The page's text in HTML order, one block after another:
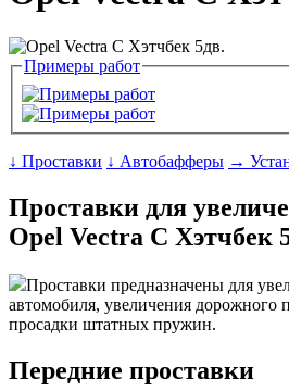
Примеры работ
↓ Проставки ↓ Автобафферы →
Проставки для
Opel Vectra C Хэтчбек
Проставки предназначены для
автомобиля, увеличения дорожного
просадки штатных пружин.
Передние проставки